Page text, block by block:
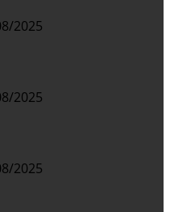
2025
2025
2025